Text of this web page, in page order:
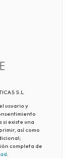
S.L
usuario y
si existe una
así como
completa de
.